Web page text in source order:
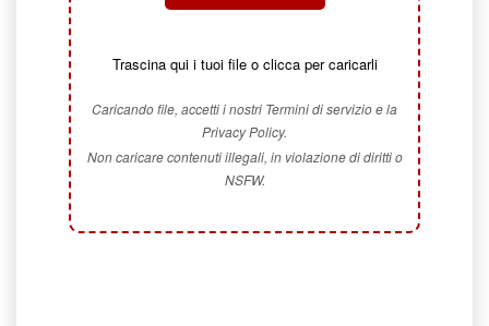
Trascina qui i tuoi file o clicca per caricarli
Caricando file, accetti i nostri Termini di servizio e la
Privacy Policy.
Non caricare contenuti illegali, in violazione di diritti o
NSFW.